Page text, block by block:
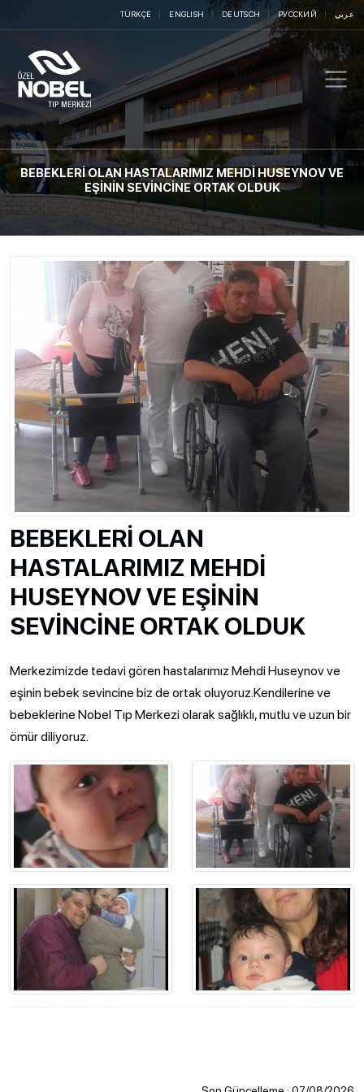
TÜRKÇE ENGLISH DEUTSCH РУССКИЙ عربي
BEBEKLERİ OLAN HASTALARIMIZ MEHDİ HUSEYNOV VE
EŞİNİN SEVİNCİNE ORTAK OLDUK
BEBEKLERİ OLAN
HASTALARIMIZ MEHDİ
HUSEYNOV VE EŞİNİN
SEVİNCİNE ORTAK OLDUK
Merkezimizde tedavi gören hastalarımız Mehdi Huseynov ve
eşinin bebek sevincine biz de ortak oluyoruz.Kendilerine ve
bebeklerine Nobel Tıp Merkezi olarak sağlıklı, mutlu ve uzun bir
ömür diliyoruz.